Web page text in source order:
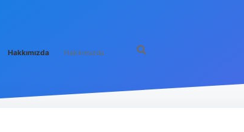
Hakkımızda Hakkımızda